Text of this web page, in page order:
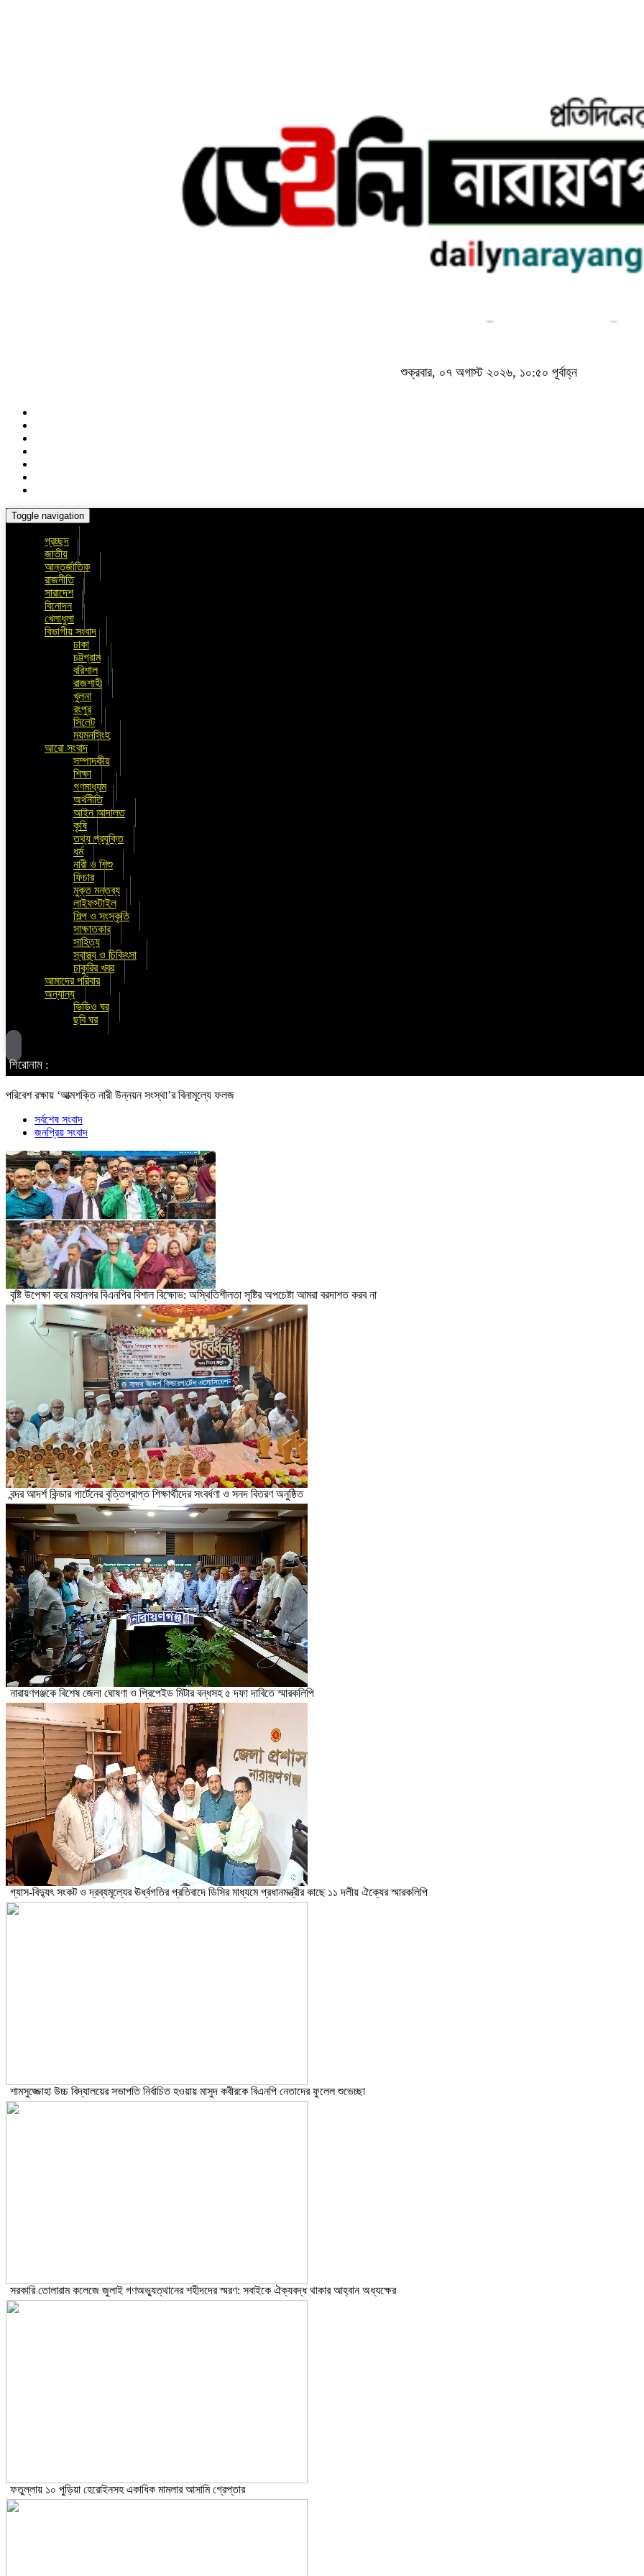
শুক্রবার, ০৭ অগাস্ট ২০২৬, ১০:৫০ পূর্বাহ্ন
Toggle navigation
প্রচ্ছদ
জাতীয়
আন্তর্জাতিক
রাজনীতি
সারাদেশ
বিনোদন
খেলাধুলা
বিভাগীয় সংবাদ
ঢাকা
চট্টগ্রাম
বরিশাল
রাজশাহী
খুলনা
রংপুর
সিলেট
ময়মনসিংহ
আরো সংবাদ
সম্পাদকীয়
শিক্ষা
গণমাধ্যম
অর্থনীতি
আইন আদালত
কৃষি
তথ্য প্রযুক্তি
ধর্ম
নারী ও শিশু
ফিচার
মুক্ত মন্তব্য
লাইফস্টাইল
শিল্প ও সংস্কৃতি
সাক্ষাতকার
সাহিত্য
স্বাস্থ্য ও চিকিৎসা
চাকুরির খবর
আমাদের পরিবার
অন্যান্য
ভিডিও ঘর
ছবি ঘর
শিরোনাম :
পরিবেশ রক্ষায় ‘আত্মশক্তি নারী উন্নয়ন সংস্থা’র বিনামূল্যে ফলজ
সর্বশেষ সংবাদ
জনপ্রিয় সংবাদ
বৃষ্টি উপেক্ষা করে মহানগর বিএনপির বিশাল বিক্ষোভ: অস্থিতিশীলতা সৃষ্টির অপচেষ্টা আমরা বরদাশত করব না
বন্দর আদর্শ কিন্ডার গার্টেনের বৃত্তিপ্রাপ্ত শিক্ষার্থীদের সংবর্ধণা ও সনদ বিতরণ অনুষ্ঠিত
নারায়ণগঞ্জকে বিশেষ জেলা ঘোষণা ও প্রিপেইড মিটার বন্ধসহ ৫ দফা দাবিতে স্মারকলিপি
গ্যাস-বিদ্যুৎ সংকট ও দ্রব্যমূল্যের ঊর্ধ্বগতির প্রতিবাদে ডিসির মাধ্যমে প্রধানমন্ত্রীর কাছে ১১ দলীয় ঐক্যের স্মারকলিপি
শামসুজ্জোহা উচ্চ বিদ্যালয়ের সভাপতি নির্বাচিত হওয়ায় মাসুদ কবীরকে বিএনপি নেতাদের ফুলেল শুভেচ্ছা
সরকারি তোলারাম কলেজে জুলাই গণঅভ্যুত্থানের শহীদদের স্মরণ: সবাইকে ঐক্যবদ্ধ থাকার আহ্বান অধ্যক্ষের
ফতুল্লায় ১০ পুড়িয়া হেরোইনসহ একাধিক মামলার আসামি গ্রেপ্তার